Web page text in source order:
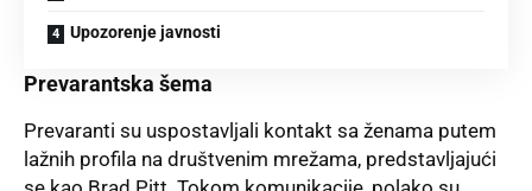
Upozorenje javnosti
Prevarantska šema
Prevaranti su uspostavljali kontakt sa ženama putem
lažnih profila na društvenim mrežama, predstavljajući